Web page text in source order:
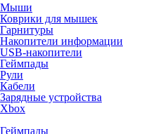
Мыши
Коврики для мышек
Гарнитуры
Накопители информации
USB-накопители
Геймпады
Рули
Кабели
Зарядные устройства
Xbox
Геймпады